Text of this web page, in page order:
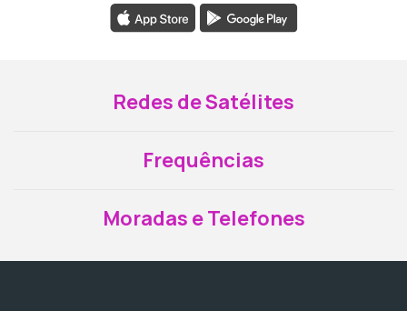
Redes de Satélites
Frequências
Moradas e Telefones